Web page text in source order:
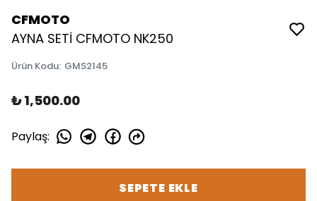
CFMOTO
AYNA SETİ CFMOTO NK250
Ürün Kodu: GMS2145
₺ 1,500.00
Paylaş:
SEPETE EKLE